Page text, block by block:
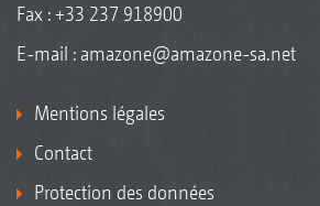
Fax : +33 237 918900
E-mail : amazone@amazone-sa.net
Mentions légales
Contact
Protection des données